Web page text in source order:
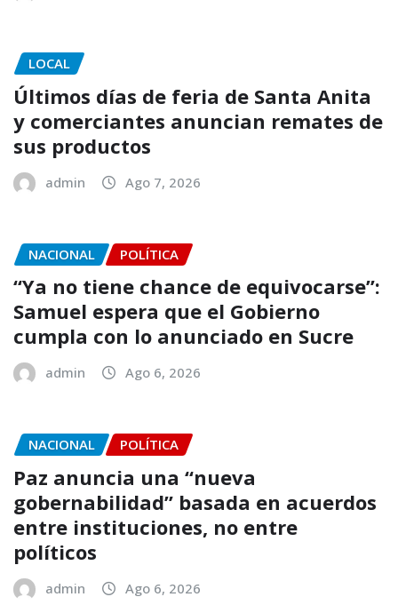
LOCAL
Últimos días de feria de Santa Anita
y comerciantes anuncian remates de
sus productos
admin Ago 7, 2026
NACIONAL POLÍTICA
“Ya no tiene chance de equivocarse”:
Samuel espera que el Gobierno
cumpla con lo anunciado en Sucre
admin Ago 6, 2026
NACIONAL POLÍTICA
Paz anuncia una “nueva
gobernabilidad” basada en acuerdos
entre instituciones, no entre
políticos
admin Ago 6, 2026